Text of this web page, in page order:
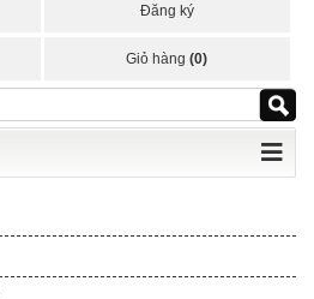
Đăng ký
Giỏ hàng(0)